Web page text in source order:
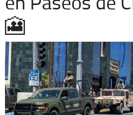
Espectáculos
Deportes
Extra +
🎦